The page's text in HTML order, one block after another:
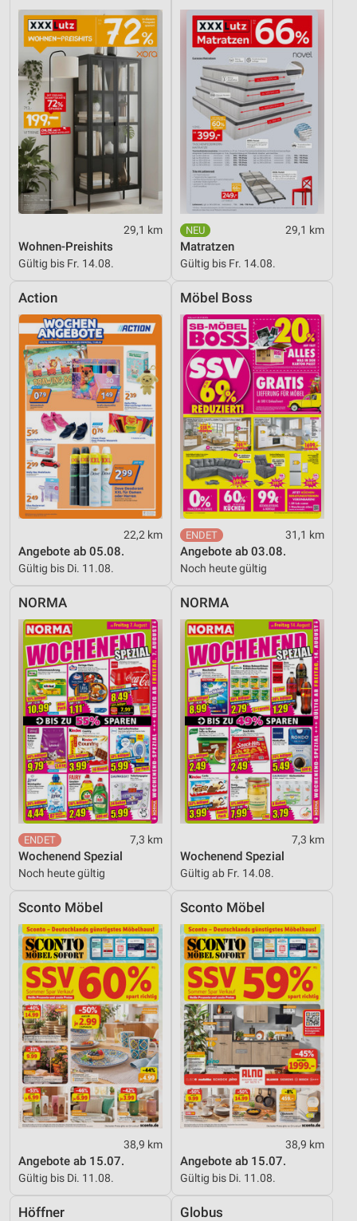
29,1 km
Wohnen-Preishits
Gültig bis Fr. 14.08.
29,1 km
Matratzen
Gültig bis Fr. 14.08.
Action
22,2 km
Angebote ab 05.08.
Gültig bis Di. 11.08.
Möbel Boss
31,1 km
Angebote ab 03.08.
Noch heute gültig
NORMA
7,3 km
Wochenend Spezial
Noch heute gültig
NORMA
7,3 km
Wochenend Spezial
Gültig ab Fr. 14.08.
Sconto Möbel
38,9 km
Angebote ab 15.07.
Gültig bis Di. 11.08.
Sconto Möbel
38,9 km
Angebote ab 15.07.
Gültig bis Di. 11.08.
Höffner Globus